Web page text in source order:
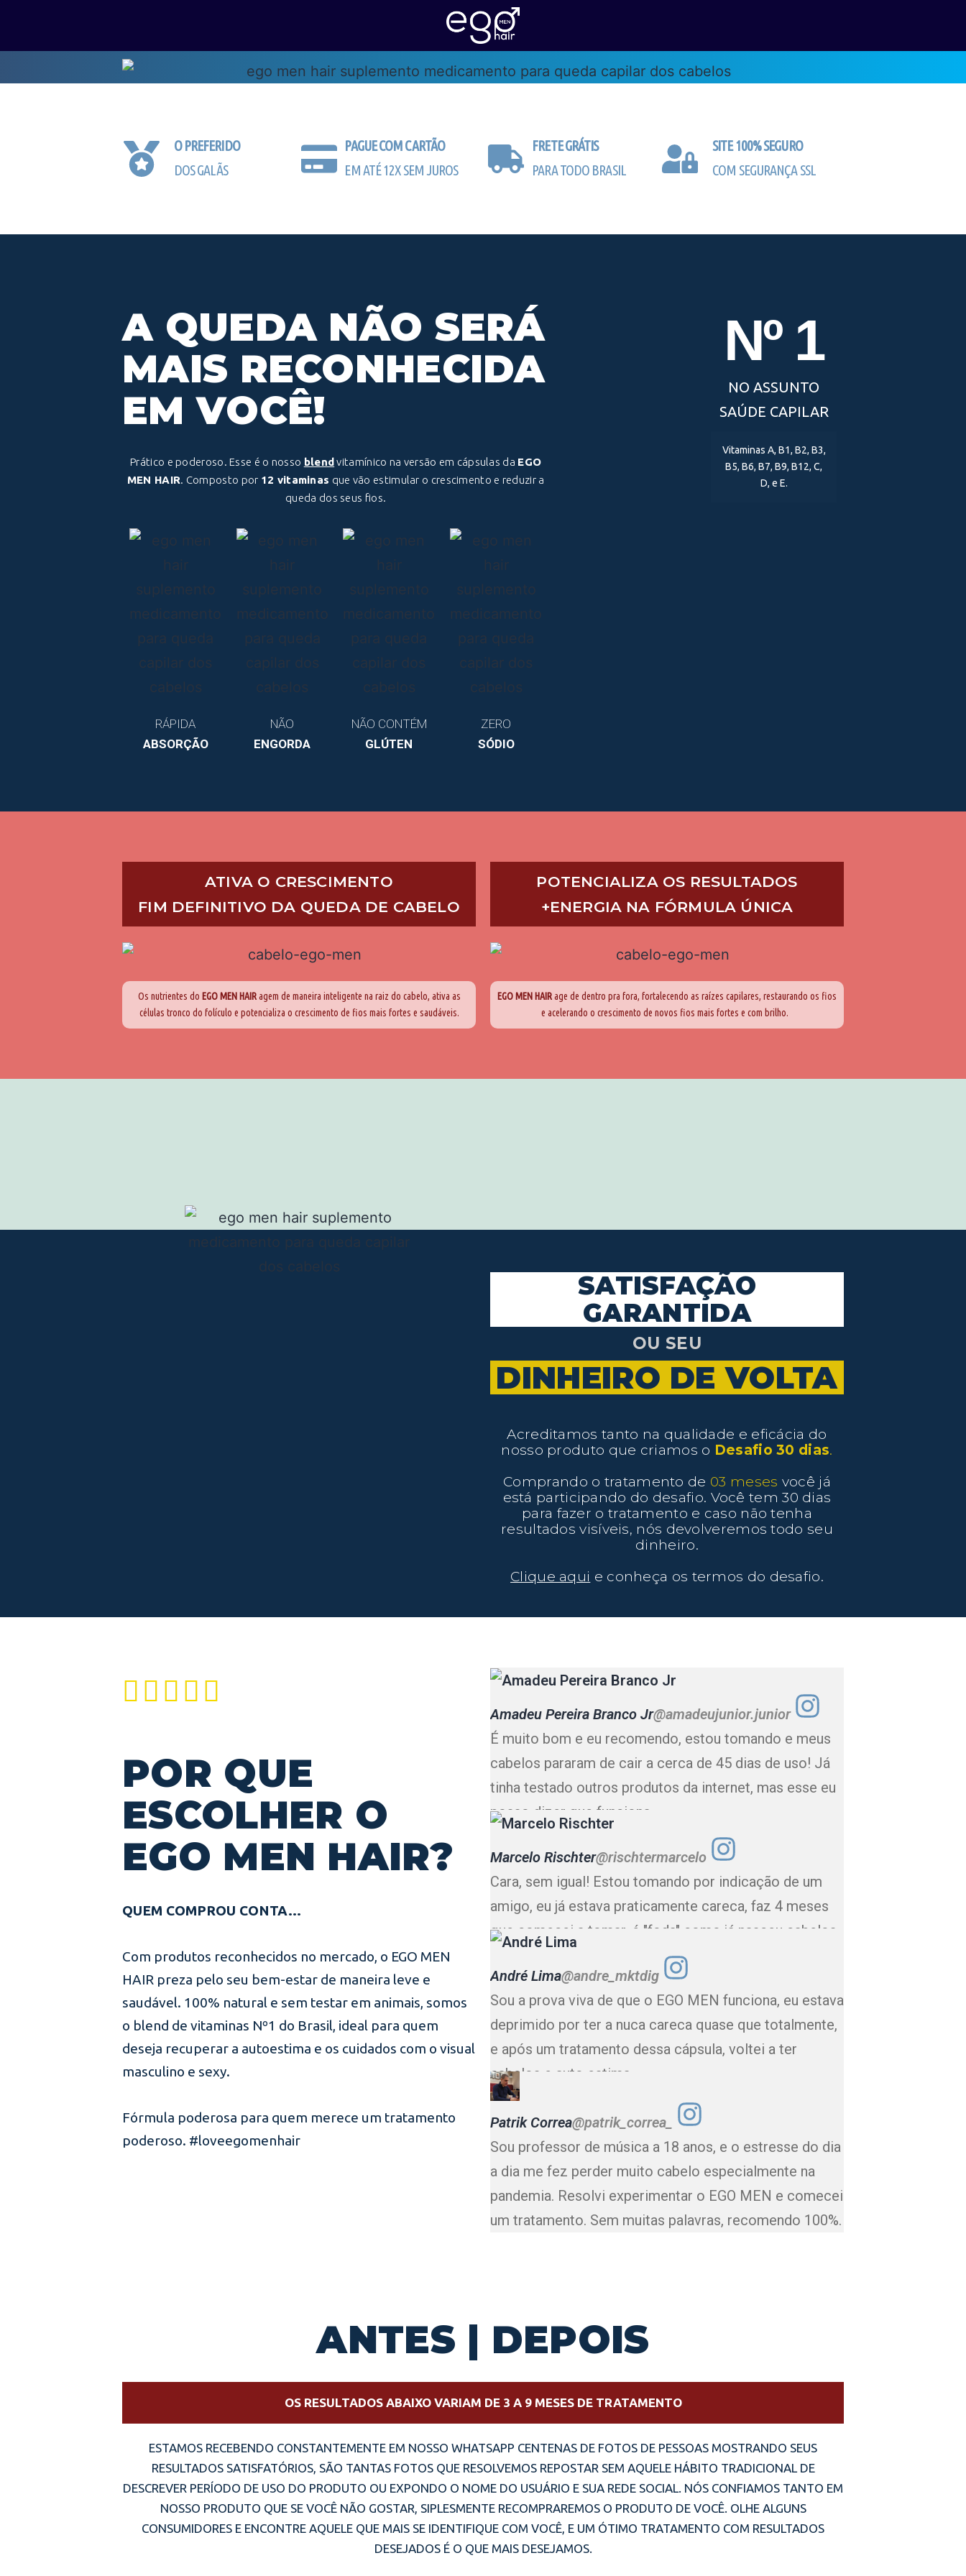
O PREFERIDO
DOS GALÃS
PAGUE COM CARTÃO
EM ATÉ 12X SEM JUROS
FRETE GRÁTIS
PARA TODO BRASIL
SITE 100% SEGURO
COM SEGURANÇA SSL
A QUEDA NÃO SERÁ
MAIS RECONHECIDA
EM VOCÊ!
Prático e poderoso. Esse é o nosso blendvitamínico na versão em cápsulas da EGO
MEN HAIR. Composto por 12 vitaminas que vão estimular o crescimento e reduzir a
queda dos seus fios.
RÁPIDA
ABSORÇÃO
NÃO
ENGORDA
NÃO CONTÉM
GLÚTEN
ZERO
SÓDIO
Nº 1
NO ASSUNTO
SAÚDE CAPILAR
Vitaminas A, B1, B2, B3,
B5, B6, B7, B9, B12, C,
D, e E.
ATIVA O CRESCIMENTO
FIM DEFINITIVO DA QUEDA DE CABELO
Os nutrientes do EGO MEN HAIRagem de maneira inteligente na raiz do cabelo, ativa as
células tronco do folículo e potencializa o crescimento de fios mais fortes e saudáveis.
POTENCIALIZA OS RESULTADOS
+ENERGIA NA FÓRMULA ÚNICA
EGO MEN HAIRage de dentro pra fora, fortalecendo as raízes capilares, restaurando os fios
e acelerando o crescimento de novos fios mais fortes e com brilho.
SATISFAÇÃO
GARANTIDA
OU SEU
DINHEIRO DE VOLTA
Acreditamos tanto na qualidade e eficácia do
nosso produto que criamos o Desafio 30 dias.
Comprando o tratamento de 03 meses você já
está participando do desafio. Você tem 30 dias
para fazer o tratamento e caso não tenha
resultados visíveis, nós devolveremos todo seu
dinheiro.
Clique aqui e conheça os termos do desafio.
    
POR QUE
ESCOLHER O
EGO MEN HAIR?
QUEM COMPROU CONTA…
Com produtos reconhecidos no mercado, o EGO MEN
HAIR preza pelo seu bem-estar de maneira leve e
saudável. 100% natural e sem testar em animais, somos
o blend de vitaminas Nº1 do Brasil, ideal para quem
deseja recuperar a autoestima e os cuidados com o visual
masculino e sexy.
Fórmula poderosa para quem merece um tratamento
poderoso. #loveegomenhair
Amadeu Pereira Branco Jr@amadeujunior.junior
É muito bom e eu recomendo, estou tomando e meus
cabelos pararam de cair a cerca de 45 dias de uso! Já
tinha testado outros produtos da internet, mas esse eu
posso dizer que funciona.
Marcelo Rischter@rischtermarcelo
Cara, sem igual! Estou tomando por indicação de um
amigo, eu já estava praticamente careca, faz 4 meses
que comecei a tomar, é "foda" como já nasceu cabelos.
André Lima@andre_mktdig
Sou a prova viva de que o EGO MEN funciona, eu estava
deprimido por ter a nuca careca quase que totalmente,
e após um tratamento dessa cápsula, voltei a ter
cabelos e auto estima.
Patrik Correa@patrik_correa_
Sou professor de música a 18 anos, e o estresse do dia
a dia me fez perder muito cabelo especialmente na
pandemia. Resolvi experimentar o EGO MEN e comecei
um tratamento. Sem muitas palavras, recomendo 100%.
ANTES | DEPOIS
OS RESULTADOS ABAIXO VARIAM DE 3 A 9 MESES DE TRATAMENTO
ESTAMOS RECEBENDO CONSTANTEMENTE EM NOSSO WHATSAPP CENTENAS DE FOTOS DE PESSOAS MOSTRANDO SEUS
RESULTADOS SATISFATÓRIOS, SÃO TANTAS FOTOS QUE RESOLVEMOS REPOSTAR SEM AQUELE HÁBITO TRADICIONAL DE
DESCREVER PERÍODO DE USO DO PRODUTO OU EXPONDO O NOME DO USUÁRIO E SUA REDE SOCIAL. NÓS CONFIAMOS TANTO EM
NOSSO PRODUTO QUE SE VOCÊ NÃO GOSTAR, SIPLESMENTE RECOMPRAREMOS O PRODUTO DE VOCÊ. OLHE ALGUNS
CONSUMIDORES E ENCONTRE AQUELE QUE MAIS SE IDENTIFIQUE COM VOCÊ, E UM ÓTIMO TRATAMENTO COM RESULTADOS
DESEJADOS É O QUE MAIS DESEJAMOS.